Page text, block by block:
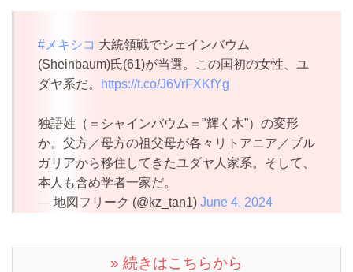
#メキシコ 大統領戦でシェインバウム
(Sheinbaum)氏(61)が当選。この国初の女性、ユ
ダヤ系だ。
https://t.co/J6VrFXKfYg
独語姓（＝シャインバウム＝"輝く木”）の変形
か。父方／母方の祖父母が各々リトアニア／ブル
ガリアから移住してきたユダヤ人家系。そして、
本人も含め学者一家だ。
— 地図フリーク (@kz_tan1) June 4, 2024
» 続きはこちらから